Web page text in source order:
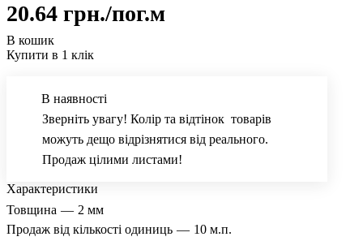
20.64 грн./пог.м
В кошик
Купити в 1 клік
В наявності
Зверніть увагу! Колір та відтінок товарів
можуть дещо відрізнятися від реального.
Продаж цілими листами!
Характеристики
Товщина — 2 мм
Продаж від кількості одиниць — 10 м.п.